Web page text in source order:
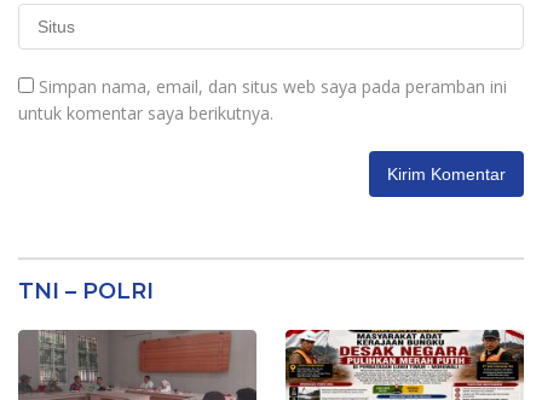
Simpan nama, email, dan situs web saya pada peramban ini
untuk komentar saya berikutnya.
TNI – POLRI